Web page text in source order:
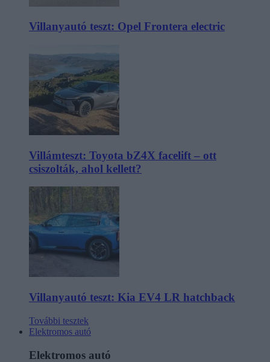
Villanyautó teszt: Opel Frontera electric
Villámteszt: Toyota bZ4X facelift – ott
csiszolták, ahol kellett?
Villanyautó teszt: Kia EV4 LR hatchback
További tesztek
Elektromos autó
Elektromos autó